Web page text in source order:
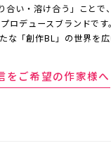
い・溶け合う」ことで
ロデュースブランドです。
「創作BL」の世界を広
をご希望の作家様へ